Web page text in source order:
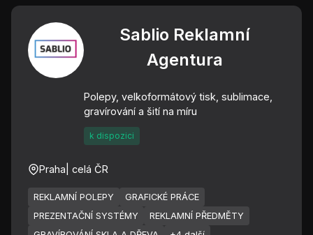
Sablio Reklamní
Agentura
Polepy, velkoformátový tisk, sublimace,
gravírování a šití na míru
k dispozici
Praha | celá ČR
REKLAMNÍ POLEPY
GRAFICKÉ PRÁCE
PREZENTAČNÍ SYSTÉMY
REKLAMNÍ PŘEDMĚTY